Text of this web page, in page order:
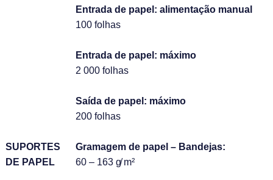
SUPORTES
DE PAPEL
Entrada de papel: alimentação manual
100 folhas
Entrada de papel: máximo
2 000 folhas
Saída de papel: máximo
200 folhas
Gramagem de papel – Bandejas:
60 – 163 g̸ m²